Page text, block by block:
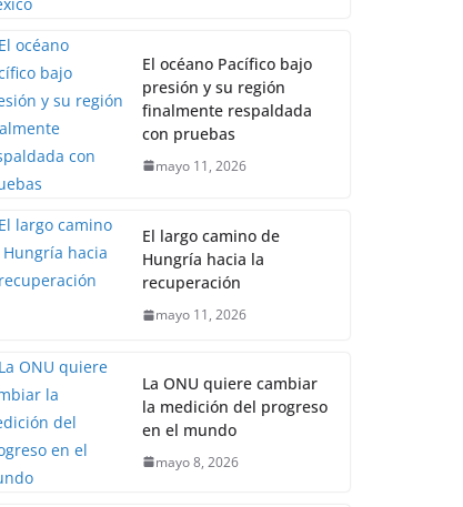
El océano Pacífico bajo
presión y su región
finalmente respaldada
con pruebas
mayo 11, 2026
El largo camino de
Hungría hacia la
recuperación
mayo 11, 2026
La ONU quiere cambiar
la medición del progreso
en el mundo
mayo 8, 2026